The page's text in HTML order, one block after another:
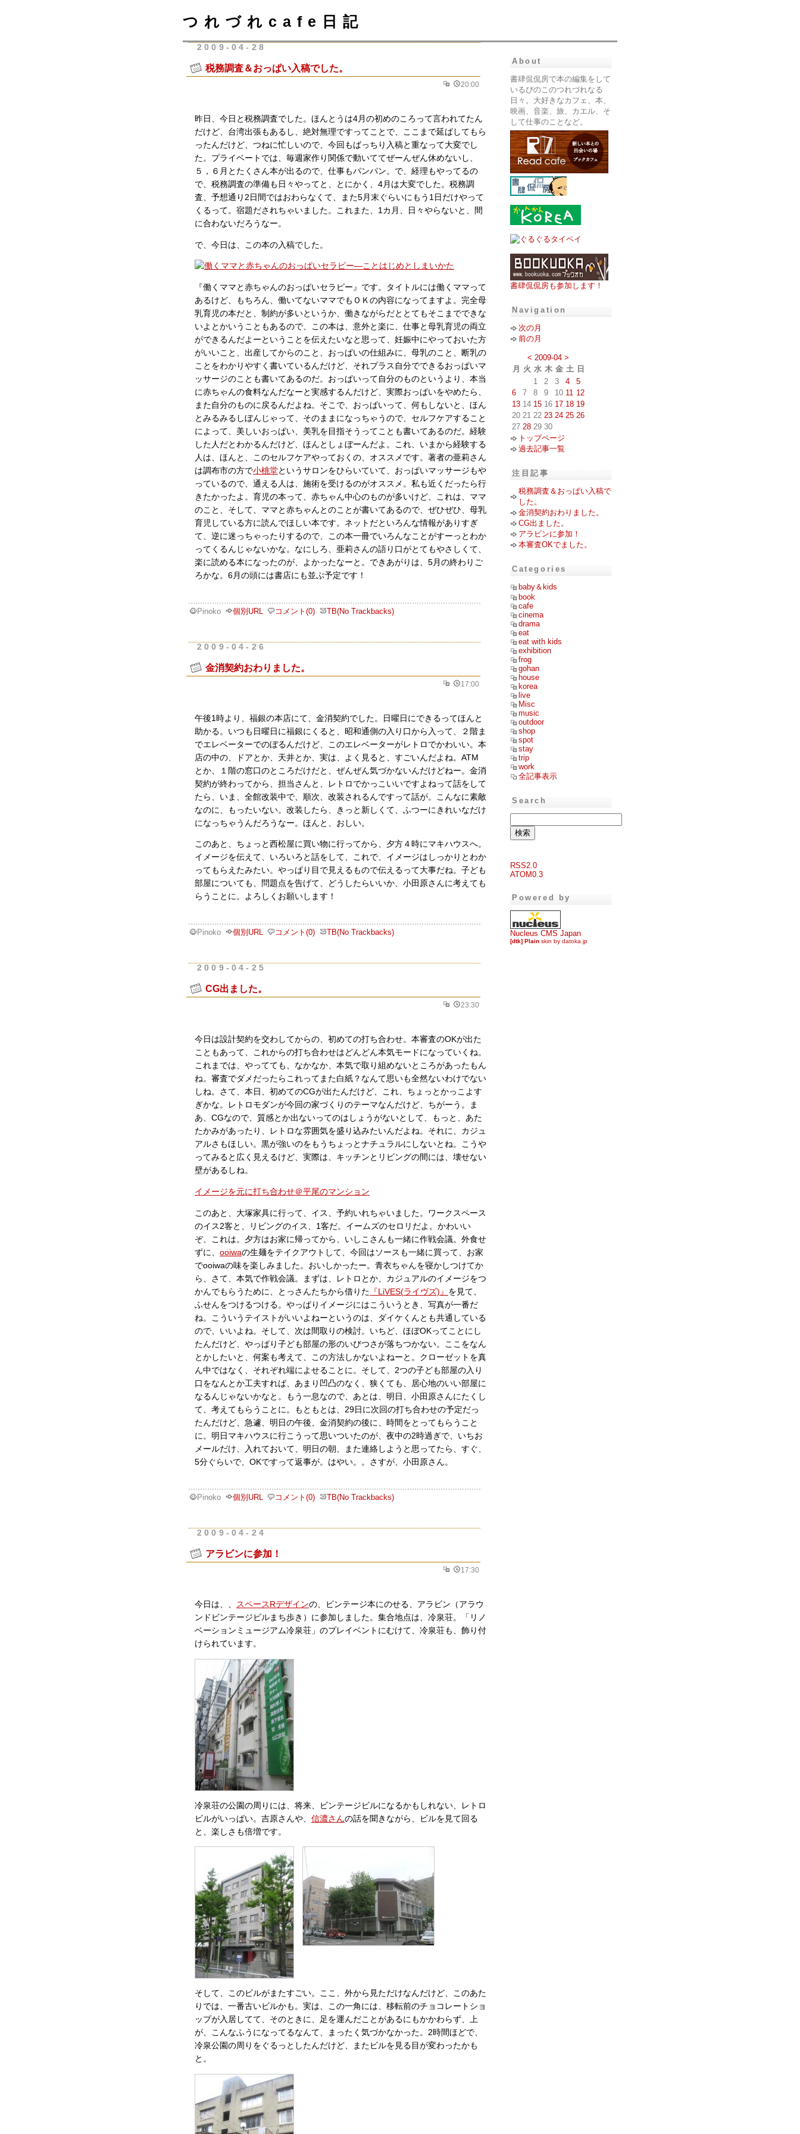
つれづれcafe日記
2009-04-28
税務調査＆おっぱい入稿でした。
20:00
昨日、今日と税務調査でした。ほんとうは4月の初めのころって言われてたん
だけど、台湾出張もあるし、絶対無理ですってことで、ここまで延ばしてもら
ったんだけど、つねに忙しいので、今回もばっちり入稿と重なって大変でし
た。プライベートでは、毎週家作り関係で動いててぜーんぜん休めないし、
５，６月とたくさん本が出るので、仕事もパンパン。で、経理もやってるの
で、税務調査の準備も日々やってと、とにかく、4月は大変でした。税務調
査、予想通り2日間ではおわらなくて、また5月末ぐらいにもう1日だけやって
くるって。宿題だされちゃいました。これまた、1カ月、日々やらないと、間
に合わないだろうなー。
で、今日は、この本の入稿でした。
『働くママと赤ちゃんのおっぱいセラピー』です。タイトルには働くママって
あるけど、もちろん、働いてないママでもＯＫの内容になってますよ。完全母
乳育児の本だと、制約が多いというか、働きながらだととてもそこまでできな
いよとかいうこともあるので、この本は、意外と楽に、仕事と母乳育児の両立
ができるんだよーということを伝えたいなと思って、妊娠中にやっておいた方
がいいこと、出産してからのこと、おっぱいの仕組みに、母乳のこと、断乳の
ことをわかりやすく書いているんだけど、それプラス自分でできるおっぱいマ
ッサージのことも書いてあるのだ。おっぱいって自分のものというより、本当
に赤ちゃんの食料なんだなーと実感するんだけど、実際おっぱいをやめたら、
また自分のものに戻るんだよね。そこで、おっぱいって、何もしないと、ほん
とみるみるしぼんじゃって、そのままになっちゃうので、セルフケアすること
によって、美しいおっぱい、美乳を目指そうってことも書いてあるのだ。経験
した人だとわかるんだけど、ほんとしょぼーんだよ。これ、いまから経験する
人は、ほんと、このセルフケアやっておくの、オススメです。著者の亜莉さん
は調布市の方で小桃堂というサロンをひらいていて、おっぱいマッサージもや
っているので、通える人は、施術を受けるのがオススメ。私も近くだったら行
きたかったよ。育児の本って、赤ちゃん中心のものが多いけど、これは、ママ
のこと、そして、ママと赤ちゃんとのことが書いてあるので、ぜひぜひ、母乳
育児している方に読んでほしい本です。ネットだといろんな情報がありすぎ
て、逆に迷っちゃったりするので、この本一冊でいろんなことがすーっとわか
ってくるんじゃないかな。なにしろ、亜莉さんの語り口がとてもやさしくて、
楽に読める本になったのが、よかったなーと。できあがりは、5月の終わりご
ろかな。6月の頭には書店にも並ぶ予定です！
Pinoko 個別URL コメント(0) TB(No Trackbacks)
2009-04-26
金消契約おわりました。
17:00
午後1時より、福銀の本店にて、金消契約でした。日曜日にできるってほんと
助かる。いつも日曜日に福銀にくると、昭和通側の入り口から入って、２階ま
でエレベーターでのぼるんだけど、このエレベーターがレトロでかわいい。本
店の中の、ドアとか、天井とか、実は、よく見ると、すごいんだよね。ATM
とか、１階の窓口のところだけだと、ぜんぜん気づかないんだけどねー。金消
契約が終わってから、担当さんと、レトロでかっこいいですよねって話をして
たら、いま、全館改装中で、順次、改装されるんですって話が。こんなに素敵
なのに、もったいない。改装したら、きっと新しくて、ふつーにきれいなだけ
になっちゃうんだろうなー。ほんと、おしい。
このあと、ちょっと西松屋に買い物に行ってから、夕方４時にマキハウスへ。
イメージを伝えて、いろいろと話をして、これで、イメージはしっかりとわか
ってもらえたみたい。やっぱり目で見えるもので伝えるって大事だね。子ども
部屋についても、問題点を告げて、どうしたらいいか、小田原さんに考えても
らうことに。よろしくお願いします！
Pinoko 個別URL コメント(0) TB(No Trackbacks)
2009-04-25
CG出ました。
23:30
今日は設計契約を交わしてからの、初めての打ち合わせ。本審査のOKが出た
こともあって、これからの打ち合わせはどんどん本気モードになっていくね。
これまでは、やってても、なかなか、本気で取り組めないところがあったもん
ね。審査でダメだったらこれってまた白紙？なんて思いも全然ないわけでない
しね。さて、本日、初めてのCGが出たんだけど、これ、ちょっとかっこよす
ぎかな。レトロモダンが今回の家づくりのテーマなんだけど、ちがーう。ま
あ、CGなので、質感とか出ないってのはしょうがないとして、もっと、あた
たかみがあったり、レトロな雰囲気を盛り込みたいんだよね。それに、カジュ
アルさもほしい。黒が強いのをもうちょっとナチュラルにしないとね。こうや
ってみると広く見えるけど、実際は、キッチンとリビングの間には、壊せない
壁があるしね。
イメージを元に打ち合わせ＠平尾のマンション
このあと、大塚家具に行って、イス、予約いれちゃいました。ワークスペース
のイス2客と、リビングのイス、1客だ。イームズのセロリだよ。かわいい
ぞ、これは。夕方はお家に帰ってから、いしこさんも一緒に作戦会議。外食せ
ずに、 ooiwaの生麺をテイクアウトして、今回はソースも一緒に買って、お家
でooiwaの味を楽しみました。おいしかったー。青衣ちゃんを寝かしつけてか
ら、さて、本気で作戦会議。まずは、レトロとか、カジュアルのイメージをつ
かんでもらうために、とっさんたちから借りた 『LiVES(ライヴズ)』 を見て、
ふせんをつけるつける。やっぱりイメージにはこういうとき、写真が一番だ
ね。こういうテイストがいいよねーというのは、ダイケくんとも共通している
ので、いいよね。そして、次は間取りの検討。いちど、ほぼOKってことにし
たんだけど、やっぱり子ども部屋の形のいびつさが落ちつかない。ここをなん
とかしたいと、何案も考えて、この方法しかないよねーと。クローゼットを真
ん中ではなく、それぞれ端によせることに。そして、2つの子ども部屋の入り
口をなんとか工夫すれば、あまり凹凸のなく、狭くても、居心地のいい部屋に
なるんじゃないかなと。もう一息なので、あとは、明日、小田原さんにたくし
て、考えてもらうことに。もともとは、29日に次回の打ち合わせの予定だっ
たんだけど、急遽、明日の午後、金消契約の後に、時間をとってもらうこと
に。明日マキハウスに行こうって思いついたのが、夜中の2時過ぎで、いちお
メールだけ、入れておいて、明日の朝、また連絡しようと思ってたら、すぐ、
5分ぐらいで、OKですって返事が。はやい。。さすが、小田原さん。
Pinoko 個別URL コメント(0) TB(No Trackbacks)
2009-04-24
アラビンに参加！
17:30
今日は、、 スペースRデザインの、ビンテージ本にのせる、アラビン（アラウ
ンドビンテージビルまち歩き）に参加しました。集合地点は、冷泉荘。「リノ
ベーションミュージアム冷泉荘」のプレイベントにむけて、冷泉荘も、飾り付
けられています。
冷泉荘の公園の周りには、将来、ビンテージビルになるかもしれない、レトロ
ビルがいっぱい。吉原さんや、 信濃さんの話を聞きながら、ビルを見て回る
と、楽しさも倍増です。
そして、このビルがまたすごい。ここ、外から見ただけなんだけど、このあた
りでは、一番古いビルかも。実は、この一角には、移転前のチョコレートショ
ップが入居してて、そのときに、足を運んだことがあるにもかかわらず、上
が、こんなふうになってるなんて、まったく気づかなかった。2時間ほどで、
冷泉公園の周りをぐるっとしたんだけど、またビルを見る目が変わったかも
と。
About
書肆侃侃房で本の編集をして
いるぴのこのつれづれなる
日々。大好きなカフェ、本、
映画、音楽、旅、カエル、そ
して仕事のことなど。
書肆侃侃房も参加します！
Navigation
次の月
前の月
< 2009-04 >
月
火 水 木 金 土 日
1
2 3 4
5
6
7 8 9 10 11 12
13 14 15 16 17 18 19
20 21 22 23 24 25 26
27 28 29 30
トップページ
過去記事一覧
注目記事
税務調査＆おっぱい入稿で
した。
金消契約おわりました。
CG出ました。
アラビンに参加！
本審査OKでました。
Categories
baby＆kids
book
cafe
cinema
drama
eat
eat with kids
exhibition
frog
gohan
house
korea
live
Misc
music
outdoor
shop
spot
stay
trip
work
全記事表示
Search
RSS2.0
ATOM0.3
Powered by
Nucleus CMS Japan
[dtk] Plain skin by datoka.jp